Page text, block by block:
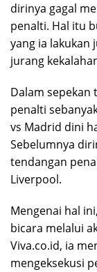
dirinya gagal
penalti. Hal itu
yang ia lakukan
jurang
Dalam sepekan
penalti
vs Madrid dini
Sebelumnya
tendangan
Liverpool.
Mengenai hal
bicara melalui
Viva.co.id, ia
mengeksekusi